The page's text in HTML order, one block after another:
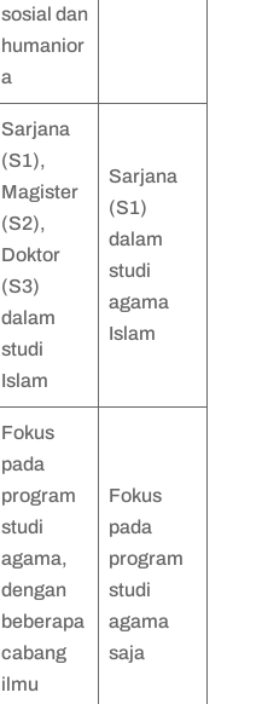
sosial dan
humanior
a
Sarjana
(S1),
Magister
(S2),
Doktor
(S3)
dalam
studi
Islam
Sarjana
(S1)
dalam
studi
agama
Islam
Fokus
pada
program
studi
agama,
dengan
beberapa
cabang
ilmu
Fokus
pada
program
studi
agama
saja